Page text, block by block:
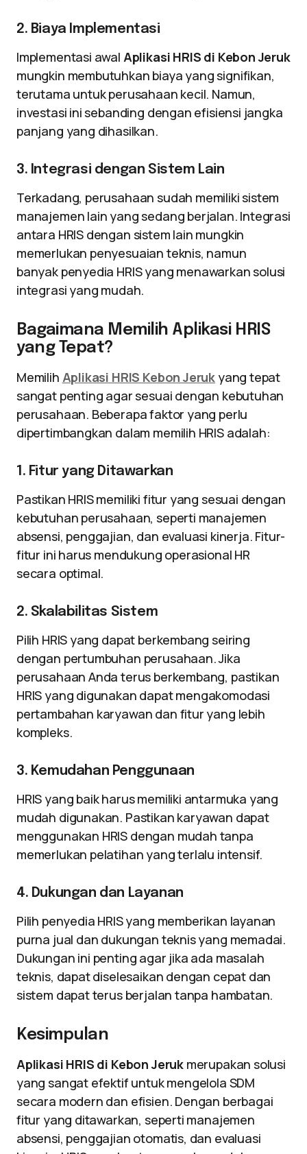
2. Biaya Implementasi
Implementasi awal Aplikasi HRIS di Kebon Jeruk
mungkin membutuhkan biaya yang signifikan,
terutama untuk perusahaan kecil. Namun,
investasi ini sebanding dengan efisiensi jangka
panjang yang dihasilkan.
3. Integrasi dengan Sistem Lain
Terkadang, perusahaan sudah memiliki sistem
manajemen lain yang sedang berjalan. Integrasi
antara HRIS dengan sistem lain mungkin
memerlukan penyesuaian teknis, namun
banyak penyedia HRIS yang menawarkan solusi
integrasi yang mudah.
Bagaimana Memilih Aplikasi HRIS
yang Tepat?
Memilih Aplikasi HRIS Kebon Jeruk yang tepat
sangat penting agar sesuai dengan kebutuhan
perusahaan. Beberapa faktor yang perlu
dipertimbangkan dalam memilih HRIS adalah:
1. Fitur yang Ditawarkan
Pastikan HRIS memiliki fitur yang sesuai dengan
kebutuhan perusahaan, seperti manajemen
absensi, penggajian, dan evaluasi kinerja. Fitur-
fitur ini harus mendukung operasional HR
secara optimal.
2. Skalabilitas Sistem
Pilih HRIS yang dapat berkembang seiring
dengan pertumbuhan perusahaan. Jika
perusahaan Anda terus berkembang, pastikan
HRIS yang digunakan dapat mengakomodasi
pertambahan karyawan dan fitur yang lebih
kompleks.
3. Kemudahan Penggunaan
HRIS yang baik harus memiliki antarmuka yang
mudah digunakan. Pastikan karyawan dapat
menggunakan HRIS dengan mudah tanpa
memerlukan pelatihan yang terlalu intensif.
4. Dukungan dan Layanan
Pilih penyedia HRIS yang memberikan layanan
purna jual dan dukungan teknis yang memadai.
Dukungan ini penting agar jika ada masalah
teknis, dapat diselesaikan dengan cepat dan
sistem dapat terus berjalan tanpa hambatan.
Kesimpulan
Aplikasi HRIS di Kebon Jerukmerupakan solusi
yang sangat efektif untuk mengelola SDM
secara modern dan efisien. Dengan berbagai
fitur yang ditawarkan, seperti manajemen
absensi, penggajian otomatis, dan evaluasi